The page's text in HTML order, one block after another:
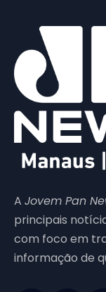
A Jovem Pan
principais
com foco em
informação de